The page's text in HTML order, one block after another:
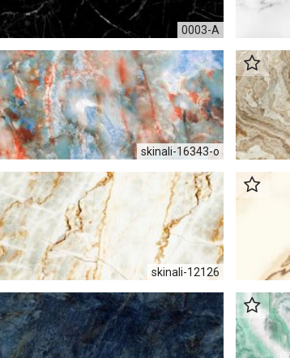
0003-A
skinali-16343-о
skinali-12126